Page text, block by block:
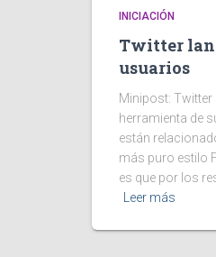
INICIACIÓN
Twitter
usuarios
Minipost:
herramienta de
están
más puro estilo
es que por los
Leer más